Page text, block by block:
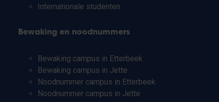
Internationale studenten
Bewaking en noodnummers
Bewaking campus in Etterbeek
Bewaking campus in Jette
Noodnummer campus in Etterbeek
Noodnummer campus in Jette